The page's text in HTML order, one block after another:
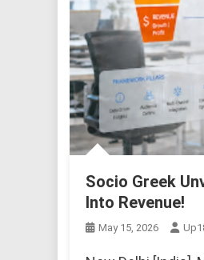
Socio Greek
Into Revenue!
May 15, 2026